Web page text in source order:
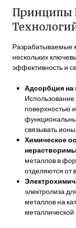
Принципы
Разрабатываемые
нескольких
эффективность и
Адсорбция
поверхностью
связывать
Химическое
металлов в
отделяются от
электролиза
металлов на